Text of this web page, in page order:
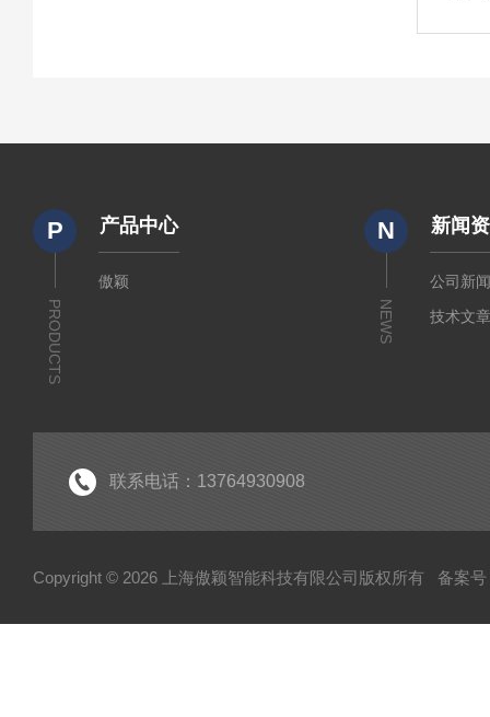
P
PRODUCTS
产品中心
傲颖
N
NEWS
新闻
公司新
技术文
联系电话：13764930908
Copyright © 2026 上海傲颖智能科技有限公司版权所有 备案号